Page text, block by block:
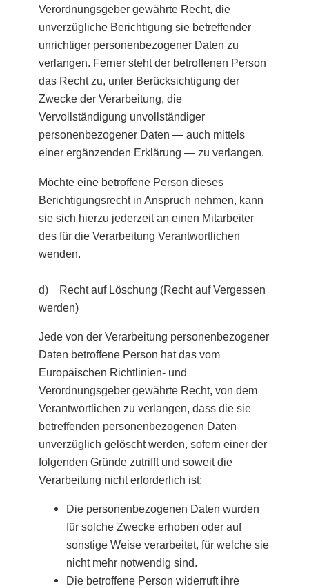
Verordnungsgeber gewährte Recht, die
unverzügliche Berichtigung sie betreffender
unrichtiger personenbezogener Daten zu
verlangen. Ferner steht der betroffenen Person
das Recht zu, unter Berücksichtigung der
Zwecke der Verarbeitung, die
Vervollständigung unvollständiger
personenbezogener Daten — auch mittels
einer ergänzenden Erklärung — zu verlangen.
Möchte eine betroffene Person dieses
Berichtigungsrecht in Anspruch nehmen, kann
sie sich hierzu jederzeit an einen Mitarbeiter
des für die Verarbeitung Verantwortlichen
wenden.
d) Recht auf Löschung (Recht auf Vergessen
werden)
Jede von der Verarbeitung personenbezogener
Daten betroffene Person hat das vom
Europäischen Richtlinien- und
Verordnungsgeber gewährte Recht, von dem
Verantwortlichen zu verlangen, dass die sie
betreffenden personenbezogenen Daten
unverzüglich gelöscht werden, sofern einer der
folgenden Gründe zutrifft und soweit die
Verarbeitung nicht erforderlich ist:
Die personenbezogenen Daten wurden
für solche Zwecke erhoben oder auf
sonstige Weise verarbeitet, für welche sie
nicht mehr notwendig sind.
Die betroffene Person widerruft ihre